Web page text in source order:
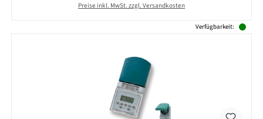
Preise inkl. MwSt. zzgl. Versandkosten
Verfügbarkeit: